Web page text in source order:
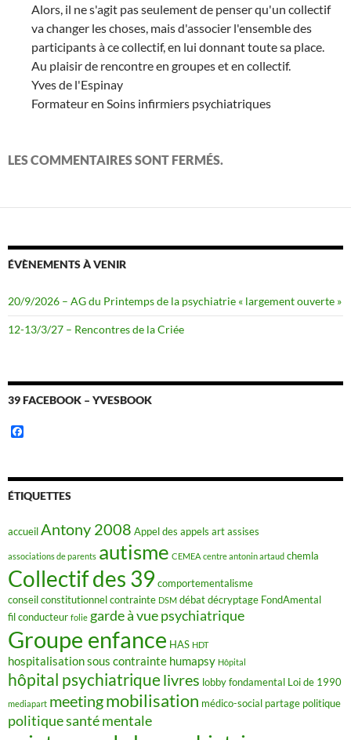
Alors, il ne s'agit pas seulement de penser qu'un collectif
va changer les choses, mais d'associer l'ensemble des
participants à ce collectif, en lui donnant toute sa place.
Au plaisir de rencontre en groupes et en collectif.
Yves de l'Espinay
Formateur en Soins infirmiers psychiatriques
LES COMMENTAIRES SONT FERMÉS.
ÉVÈNEMENTS À VENIR
20/9/2026 – AG du Printemps de la psychiatrie « largement ouverte »
12-13/3/27 – Rencontres de la Criée
39 FACEBOOK – YVESBOOK
b
o
o
ÉTIQUETTES
accueilAntony 2008 Appel des appels artassises
associations de parents autisme CEMEA centre antonin artaud chemla
Collectif des 39 comportementalisme
conseil constitutionnelcontrainte DSM débatdécryptage FondAmental
fil conducteur folie garde à vue psychiatrique
Groupe enfance HAS HDT
hospitalisation sous contrainte humapsy Hôpital
hôpital psychiatriquelivres lobby fondamental Loi de 1990
mediapart meetingmobilisation médico-social partage politique
politique santé mentale